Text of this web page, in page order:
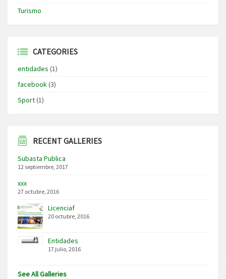
Turismo
CATEGORIES
entidades (1)
facebook(3)
Sport(1)
RECENT GALLERIES
Subasta Publica
12 septiembre, 2017
xxx
27 octubre, 2016
Licenciaf
20 octubre, 2016
Entidades
17 julio, 2016
See All Galleries